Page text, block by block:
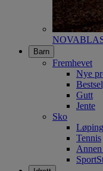
Barn
Fremhevet
Nye
Gutt
Jente
Sko
Løping
Tennis